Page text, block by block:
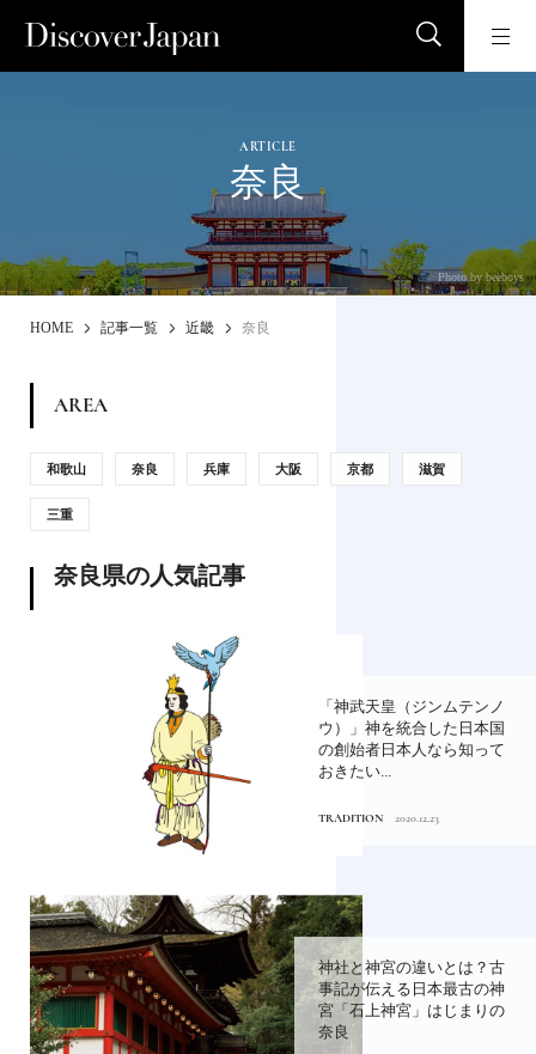
ARTICLE
奈良
Photo by beeboys
HOME 記事一覧 近畿 奈良
AREA
和歌山 奈良 兵庫 大阪 京都 滋賀
三重
奈良県の人気記事
「神武天皇（ジンムテンノ
ウ）」神を統合した日本国
の創始者日本人なら知って
おきたい...
TRADITION 2020.12.23
神社と神宮の違いとは？古
事記が伝える日本最古の神
宮「石上神宮」はじまりの
奈良